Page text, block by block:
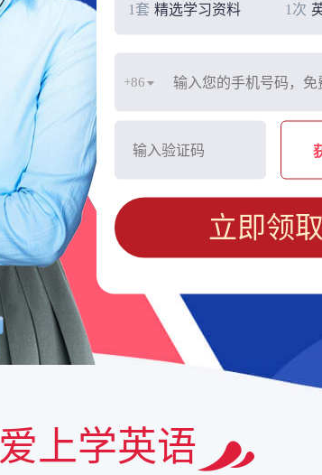
1套 精选学习资料 1次
+86
立即领取
爱上学英语